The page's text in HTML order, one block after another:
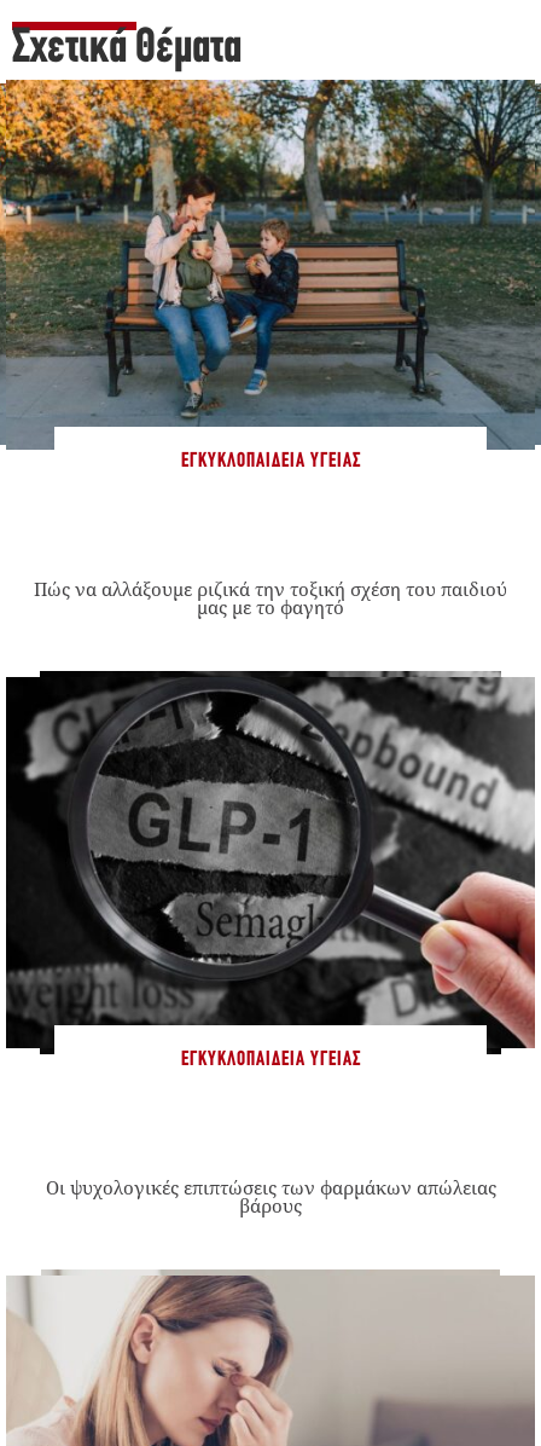
Σχετικά Θέματα
ΕΓΚΥΚΛΟΠΑΊΔΕΙΑ ΥΓΕΊΑΣ
Πώς να αλλάξουμε ριζικά την τοξική σχέση του παιδιού
μας με το φαγητό
ΕΓΚΥΚΛΟΠΑΊΔΕΙΑ ΥΓΕΊΑΣ
Οι ψυχολογικές επιπτώσεις των φαρμάκων απώλειας
βάρους